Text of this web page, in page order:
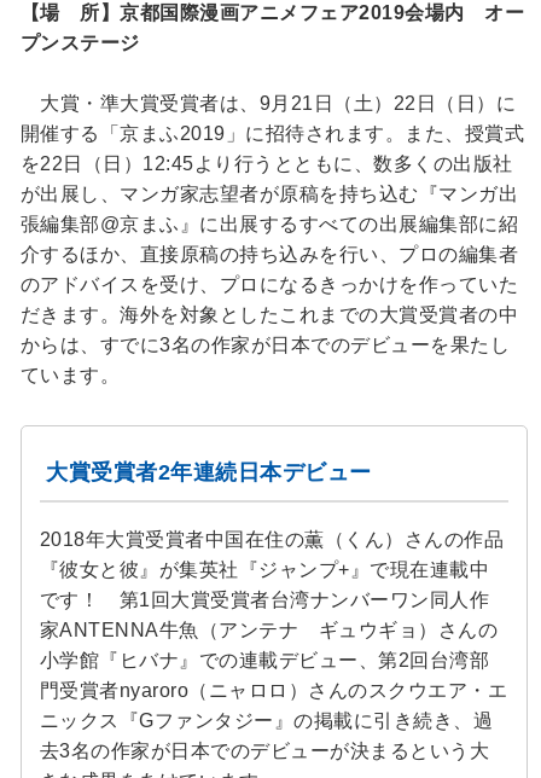
【場 所】京都国際漫画アニメフェア2019会場内 オー
プンステージ
大賞・準大賞受賞者は、9月21日（土）22日（日）に
開催する「京まふ2019」に招待されます。また、授賞式
を22日（日）12:45より行うとともに、数多くの出版社
が出展し、マンガ家志望者が原稿を持ち込む『マンガ出
張編集部@京まふ』に出展するすべての出展編集部に紹
介するほか、直接原稿の持ち込みを行い、プロの編集者
のアドバイスを受け、プロになるきっかけを作っていた
だきます。海外を対象としたこれまでの大賞受賞者の中
からは、すでに3名の作家が日本でのデビューを果たし
ています。
大賞受賞者2年連続日本デビュー
2018年大賞受賞者中国在住の薫（くん）さんの作品
『彼女と彼』が集英社『ジャンプ+』で現在連載中
です！ 第1回大賞受賞者台湾ナンバーワン同人作
家ANTENNA牛魚（アンテナ ギュウギョ）さんの
小学館『ヒバナ』での連載デビュー、第2回台湾部
門受賞者nyaroro（ニャロロ）さんのスクウエア・エ
ニックス『Gファンタジー』の掲載に引き続き、過
去3名の作家が日本でのデビューが決まるという大